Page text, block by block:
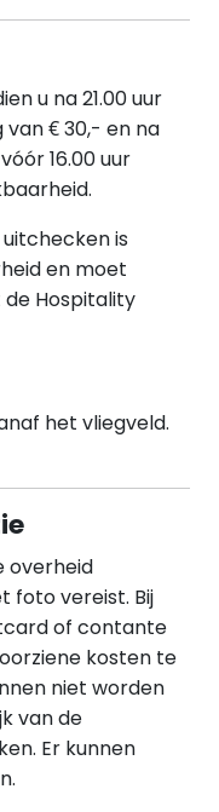
u na 21.00 uur
€ 30,- en na
16.00 uur
uitchecken is
en moet
Hospitality
het vliegveld.
overheid
foto vereist. Bij
of contante
kosten te
niet worden
van de
Er kunnen